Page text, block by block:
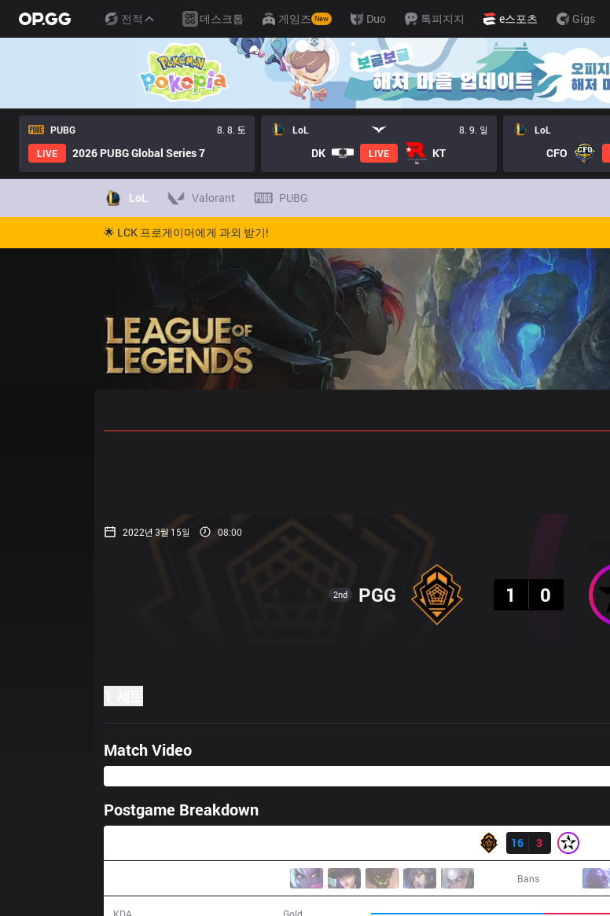
전적 데스크톱 게임즈 New Duo 톡피지지 e스포츠 Gigs
PUBG
8. 8. 토
LIVE
2026 PUBG Global Series 7
LoL 8. 9. 일
DK LIVE KT
LoL
CFO
LoL Valorant PUBG
🌟 LCK 프로게이머에게 과외 받기!
2022년 3월 15일 08:00
2nd PGG
1
0
Match Video
Postgame Breakdown
16
3
Bans